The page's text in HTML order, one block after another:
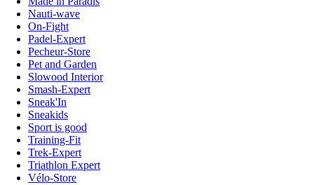
Nauti-wave
On-Fight
Padel-Expert
Pecheur-Store
Pet and Garden
Slowood Interior
Smash-Expert
Sneak'In
Sneakids
Sport is good
Training-Fit
Trek-Expert
Triathlon Expert
Vélo-Store